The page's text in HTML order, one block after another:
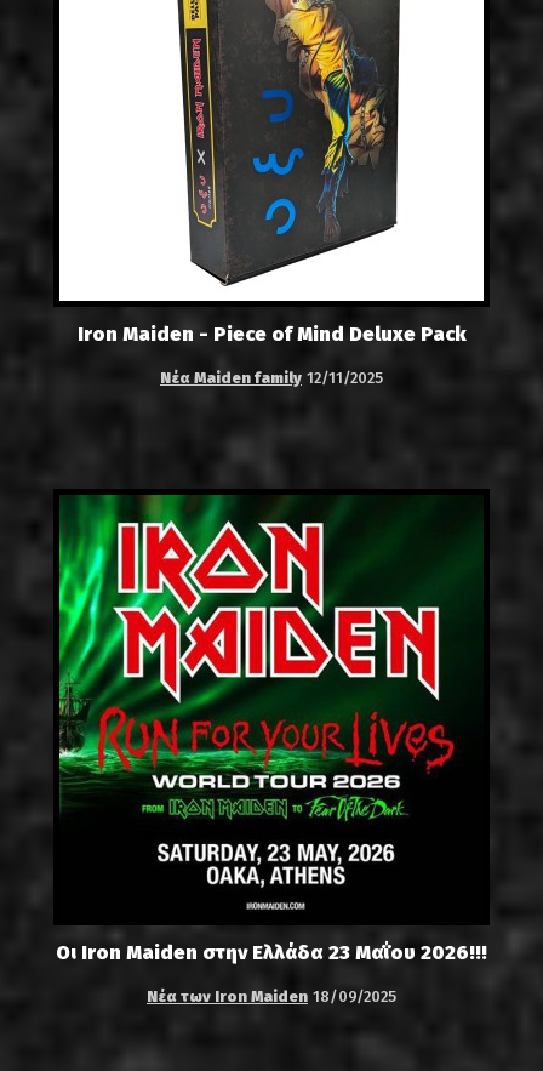
Iron Maiden - Piece of Mind Deluxe Pack
Νέα Maiden family 12/11/2025
Οι Iron Maiden στην Ελλάδα 23 Μαΐου 2026!!!
Νέα των Iron Maiden 18/09/2025